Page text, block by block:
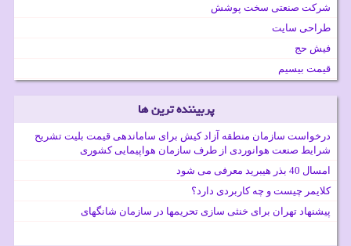
شرکت صنعتی سخت پوشش
طراحی سایت
فیش حج
قیمت بیسیم
پربیننده ترین ها
درخواست سازمان منطقه آزاد کیش برای ساماندهی قیمت بلیت تشریح
شرایط صنعت هوانوردی از طرف سازمان هواپیمایی کشوری
امسال 40 بذر هیبرید معرفی می شود
کلایمر چیست و چه کاربردی دارد؟
پیشنهاد تهران برای خنثی سازی تحریمها در سازمان شانگهای